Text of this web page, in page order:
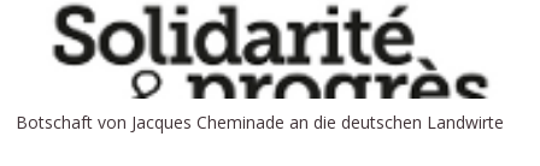
Botschaft von Jacques Cheminade an die deutschen Landwirte